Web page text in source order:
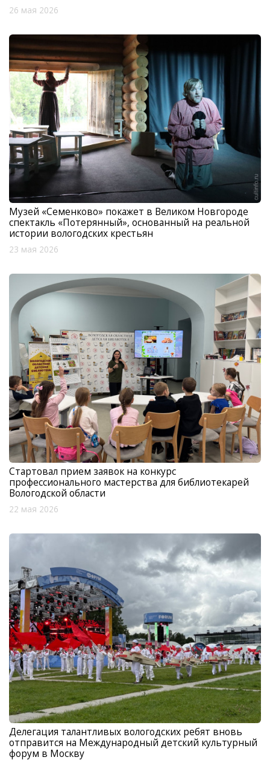
26 мая 2026
Музей «Семенково» покажет в Великом Новгороде
спектакль «Потерянный», основанный на реальной
истории вологодских крестьян
23 мая 2026
Стартовал прием заявок на конкурс
профессионального мастерства для библиотекарей
Вологодской области
22 мая 2026
Делегация талантливых вологодских ребят вновь
отправится на Международный детский культурный
форум в Москву